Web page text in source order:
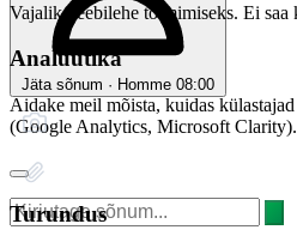
Jäta sõnum · Homme 08:00
Vajalik veebilehe toimimiseks. Ei saa
Analüütika
Aidake meil mõista, kuidas
(Google Analytics, Microsoft Clarity).
Turundus